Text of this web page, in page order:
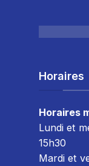
Horaires
Horaires
Lundi et
15h30
Mardi et